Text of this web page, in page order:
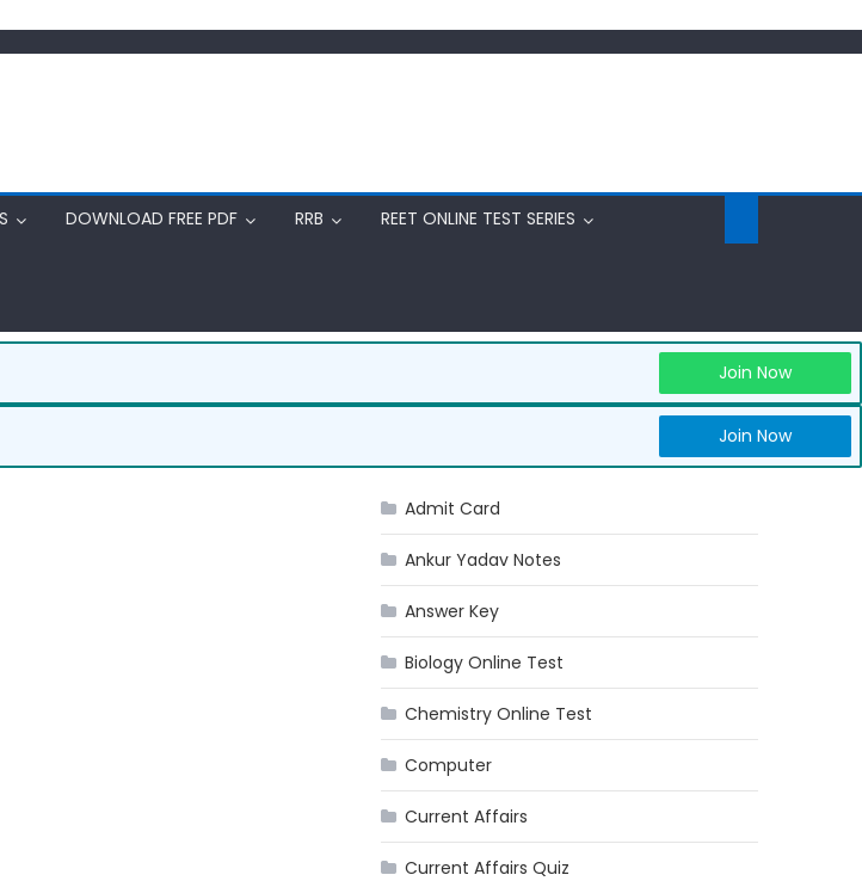
DOWNLOAD FREE PDF RRB REET ONLINE TEST SERIES
Join Now
Join Now
Admit Card
Ankur Yadav Notes
Answer Key
Biology Online Test
Chemistry Online Test
Computer
Current Affairs
Current Affairs Quiz